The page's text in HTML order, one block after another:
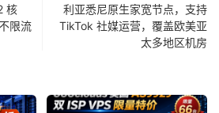
核
限流
利亚悉尼原生家宽节点，支持
TikTok 社媒运营，覆盖欧美亚
太多地区机房